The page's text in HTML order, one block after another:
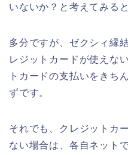
いないか？と考えてみる
多分ですが、ゼクシィ縁
レジットカードが使えな
トカードの支払いをきち
ずです。
それでも、クレジットカ
ない場合は、各自ネット